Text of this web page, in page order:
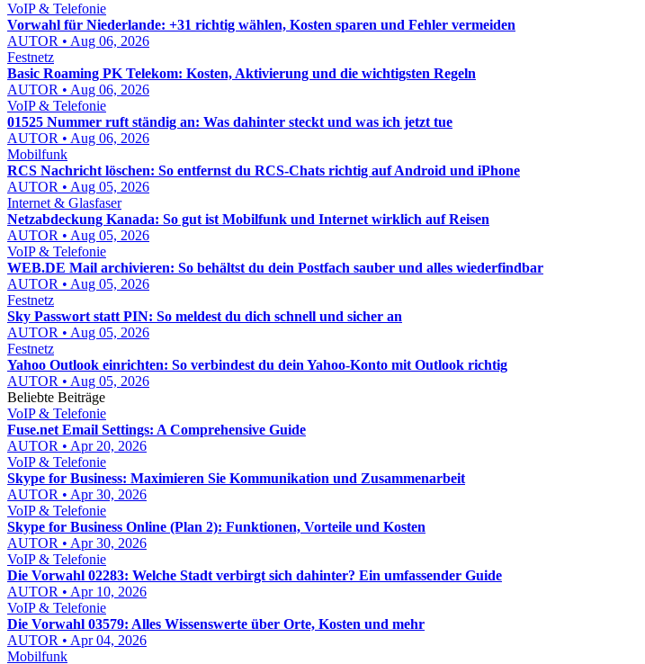
VoIP & Telefonie
Vorwahl für Niederlande: +31 richtig wählen, Kosten sparen und Fehler vermeiden
AUTOR • Aug 06, 2026
Festnetz
Basic Roaming PK Telekom: Kosten, Aktivierung und die wichtigsten Regeln
AUTOR • Aug 06, 2026
VoIP & Telefonie
01525 Nummer ruft ständig an: Was dahinter steckt und was ich jetzt tue
AUTOR • Aug 06, 2026
Mobilfunk
RCS Nachricht löschen: So entfernst du RCS-Chats richtig auf Android und iPhone
AUTOR • Aug 05, 2026
Internet & Glasfaser
Netzabdeckung Kanada: So gut ist Mobilfunk und Internet wirklich auf Reisen
AUTOR • Aug 05, 2026
VoIP & Telefonie
WEB.DE Mail archivieren: So behältst du dein Postfach sauber und alles wiederfindbar
AUTOR • Aug 05, 2026
Festnetz
Sky Passwort statt PIN: So meldest du dich schnell und sicher an
AUTOR • Aug 05, 2026
Festnetz
Yahoo Outlook einrichten: So verbindest du dein Yahoo-Konto mit Outlook richtig
AUTOR • Aug 05, 2026
Beliebte Beiträge
VoIP & Telefonie
Fuse.net Email Settings: A Comprehensive Guide
AUTOR • Apr 20, 2026
VoIP & Telefonie
Skype for Business: Maximieren Sie Kommunikation und Zusammenarbeit
AUTOR • Apr 30, 2026
VoIP & Telefonie
Skype for Business Online (Plan 2): Funktionen, Vorteile und Kosten
AUTOR • Apr 30, 2026
VoIP & Telefonie
Die Vorwahl 02283: Welche Stadt verbirgt sich dahinter? Ein umfassender Guide
AUTOR • Apr 10, 2026
VoIP & Telefonie
Die Vorwahl 03579: Alles Wissenswerte über Orte, Kosten und mehr
AUTOR • Apr 04, 2026
Mobilfunk